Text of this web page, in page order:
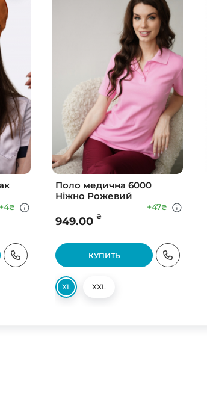
+4₴
Поло медична 6000
Ніжно Рожевий
949.00 ₴
+47₴
КУПИТЬ
XL XXL